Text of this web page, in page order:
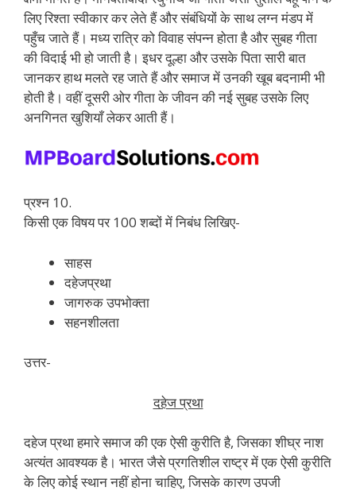
लिए रिश्ता स्वीकार कर लेते हैं और संबंधियों के साथ लग्न मंडप में
पहुँच जाते हैं। मध्य रात्रि को विवाह संपन्न होता है और सुबह गीता
की विदाई भी हो जाती है। इधर दूल्हा और उसके पिता सारी बात
जानकर हाथ मलते रह जाते हैं और समाज में उनकी खूब बदनामी भी
होती है। वहीं दूसरी ओर गीता के जीवन की नई सुबह उसके लिए
अनगिनत खुशियाँ लेकर आती हैं।
प्रश्न 10.
किसी एक विषय पर 100 शब्दों में निबंध लिखिए-
साहस
दहेजप्रथा
जागरुक उपभोक्ता
सहनशीलता
उत्तर-
दहेज प्रथा
दहेज प्रथा हमारे समाज की एक ऐसी कुरीति है, जिसका शीघ्र नाश
अत्यंत आवश्यक है। भारत जैसे प्रगतिशील राष्ट्र में एक ऐसी कुरीति
के लिए कोई स्थान नहीं होना चाहिए, जिसके कारण उपजी